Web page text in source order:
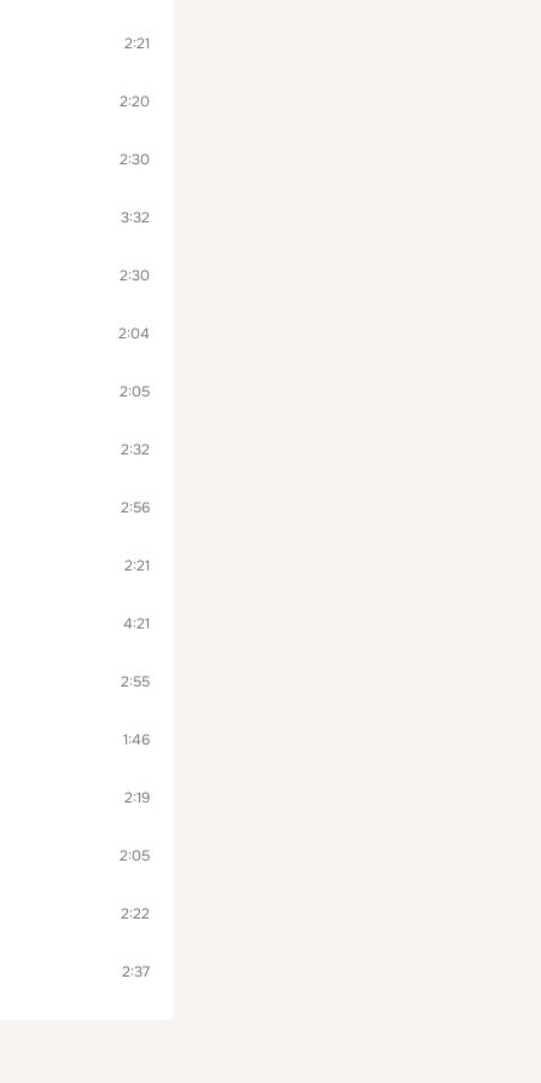
2:21
2:20
2:30
3:32
2:30
2:04
2:05
2:32
2:56
2:21
4:21
2:55
1:46
2:19
2:05
2:22
2:37